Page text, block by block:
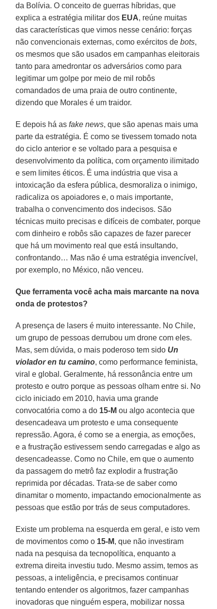
da Bolívia. O conceito de guerras híbridas, que
explica a estratégia militar dos EUA, reúne muitas
das características que vimos nesse cenário: forças
não convencionais externas, como exércitos debots,
os mesmos que são usados em campanhas eleitorais
tanto para amedrontar os adversários como para
legitimar um golpe por meio de mil robôs
comandados de uma praia de outro continente,
dizendo que Morales é um traidor.
E depois há asfake news, que são apenas mais uma
parte da estratégia. É como se tivessem tomado nota
do ciclo anterior e se voltado para a pesquisa e
desenvolvimento da política, com orçamento ilimitado
e sem limites éticos. É uma indústria que visa a
intoxicação da esfera pública, desmoraliza o inimigo,
radicaliza os apoiadores e, o mais importante,
trabalha o convencimento dos indecisos. São
técnicas muito precisas e difíceis de combater, porque
com dinheiro e robôs são capazes de fazer parecer
que há um movimento real que está insultando,
confrontando… Mas não é uma estratégia invencível,
por exemplo, no México, não venceu.
Que ferramenta você acha mais marcante na nova
onda de protestos?
A presença de lasers é muito interessante. No Chile,
um grupo de pessoas derrubou um drone com eles.
Mas, sem dúvida, o mais poderoso tem sido Un
violador en tu camino, como performance feminista,
viral e global. Geralmente, há ressonância entre um
protesto e outro porque as pessoas olham entre si. No
ciclo iniciado em 2010, havia uma grande
convocatória como a do 15-M ou algo acontecia que
desencadeava um protesto e uma consequente
repressão. Agora, é como se a energia, as emoções,
e a frustração estivessem sendo carregadas e algo as
desencadeasse. Como no Chile, em que o aumento
da passagem do metrô faz explodir a frustração
reprimida por décadas. Trata-se de saber como
dinamitar o momento, impactando emocionalmente as
pessoas que estão por trás de seus computadores.
Existe um problema na esquerda em geral, e isto vem
de movimentos como o 15-M, que não investiram
nada na pesquisa da tecnopolítica, enquanto a
extrema direita investiu tudo. Mesmo assim, temos as
pessoas, a inteligência, e precisamos continuar
tentando entender os algoritmos, fazer campanhas
inovadoras que ninguém espera, mobilizar nossa